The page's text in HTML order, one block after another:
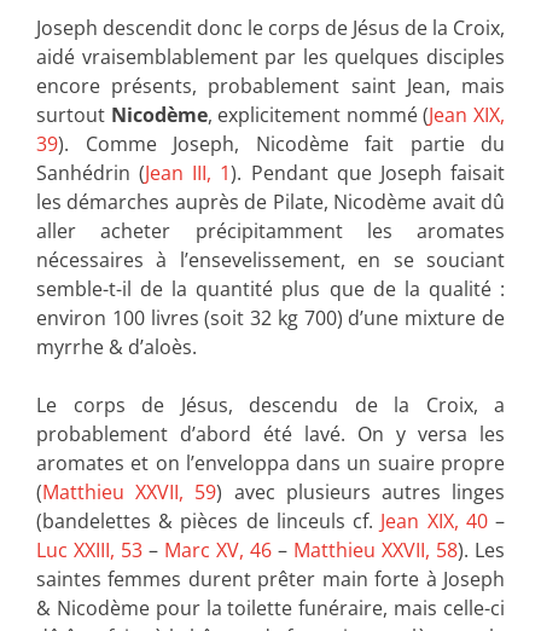
Joseph descendit donc le corps de Jésus de la Croix,
aidé vraisemblablement par les quelques disciples
encore présents, probablement saint Jean, mais
surtout Nicodème, explicitement nommé (Jean XIX,
39). Comme Joseph, Nicodème fait partie du
Sanhédrin (Jean III, 1). Pendant que Joseph faisait
les démarches auprès de Pilate, Nicodème avait dû
aller acheter précipitamment les aromates
nécessaires à l’ensevelissement, en se souciant
semble-t-il de la quantité plus que de la qualité :
environ 100 livres (soit 32 kg 700) d’une mixture de
myrrhe & d’aloès.
Le corps de Jésus, descendu de la Croix, a
probablement d’abord été lavé. On y versa les
aromates et on l’enveloppa dans un suaire propre
(Matthieu XXVII, 59) avec plusieurs autres linges
(bandelettes & pièces de linceuls cf. Jean XIX, 40–
Luc XXIII, 53 – Marc XV, 46 – Matthieu XXVII, 58). Les
saintes femmes durent prêter main forte à Joseph
& Nicodème pour la toilette funéraire, mais celle-ci